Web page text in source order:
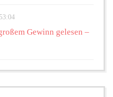
Gewinn gelesen –